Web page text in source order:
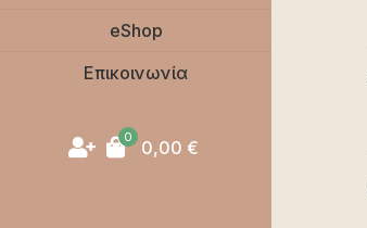
eShop
Επικοινωνία
0 0,00 €